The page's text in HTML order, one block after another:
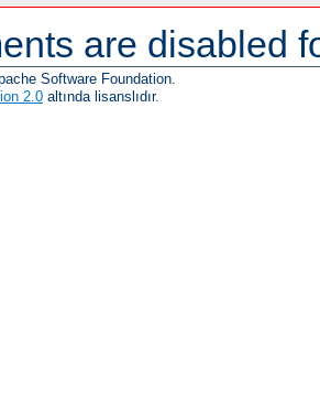
are disabled
Software Foundation.
2.0 altında lisanslıdır.